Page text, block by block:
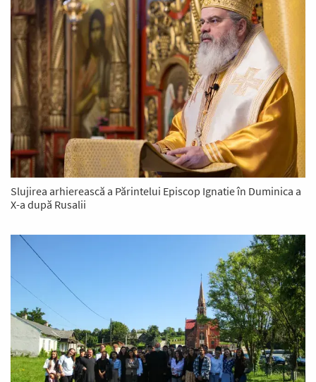
Slujirea arhierească a Părintelui Episcop Ignatie în Duminica a
X-a după Rusalii